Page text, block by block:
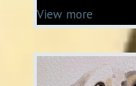
View more